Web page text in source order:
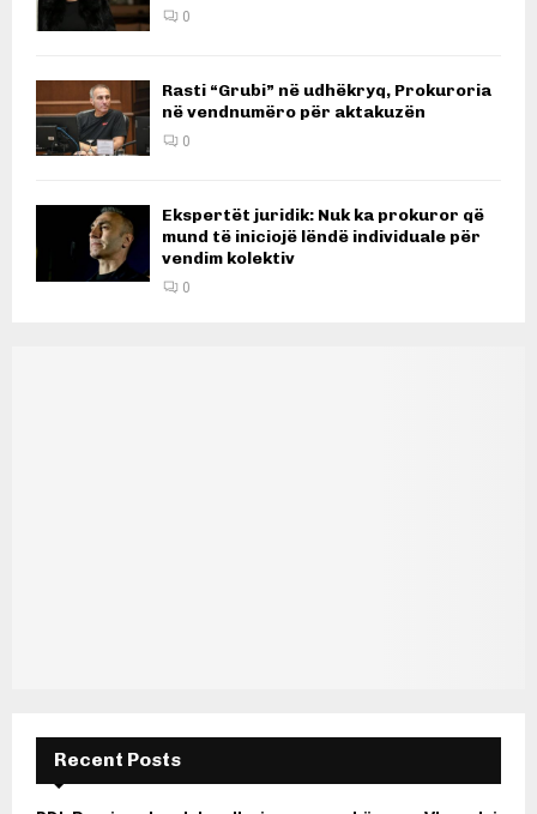
0
Rasti “Grubi” në udhëkryq, Prokuroria
në vendnumëro për aktakuzën
0
Ekspertët juridik: Nuk ka prokuror që
mund të iniciojë lëndë individuale për
vendim kolektiv
0
Recent Posts